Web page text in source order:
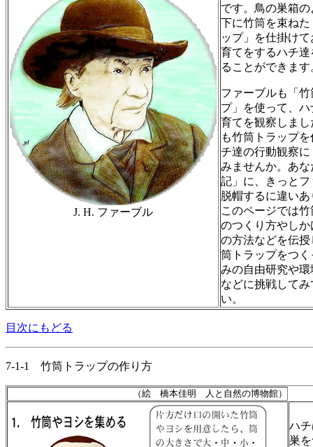
J. H. ファーブル
です。鳥の巣箱
下に竹筒を束ね
ップ」を仕掛け
育てをするハチ
ることができます
ファーブルも「
プ」を使って、
育てを観察しま
も竹筒トラップ
チ達の行動観察
みませんか。あ
記」に、きっと
脱帽するに違い
このページでは
のつくり方やし
の方法などを伝
筒トラップをつ
みの自由研究や
などに挑戦して
い。
目次にもどる
7-1-1 竹筒トラップの作り方
（絵 橋本佳明 人と自然の博物館）
ハ
巣